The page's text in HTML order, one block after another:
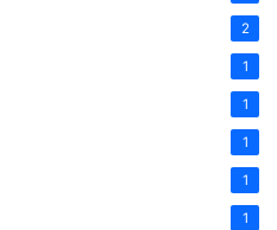
2
1
1
1
1
1